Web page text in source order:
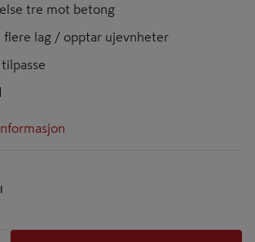
tre mot betong
flere lag / opptar ujevnheter